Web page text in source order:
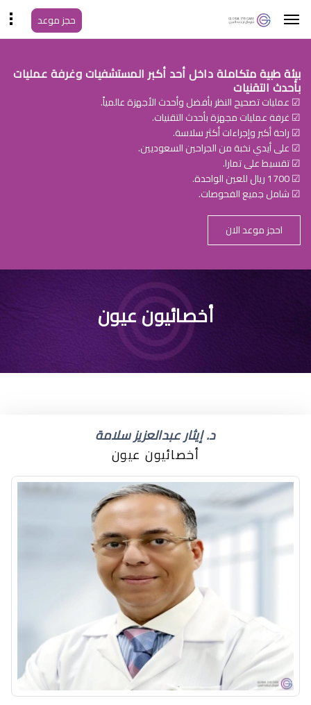
حجز موعد
بيئة طبية متكاملة داخل أحد أكبر المستشفيات وغرفة عمليات
بأحدث التقنيات
☑ عمليات تصحيح النظر بأفضل وأحدث الأجهزة عالمياً.
☑ غرفة عمليات مجهزة بأحدث التقنيات.
☑ راحة أكبر وإجراءات أكثر سلاسة.
☑ على أيدي نخبة من الجراحين السعوديين.
☑ تقسيط على تمارا.
☑ 1700 ريال للعين الواحدة.
☑ شامل جميع الفحوصات.
احجز موعد الان
طبيب عيون اطفال في
الرياض
أخصائيون عيون
د. إيثار عبدالعزيز سلامة
أخصائيون عيون